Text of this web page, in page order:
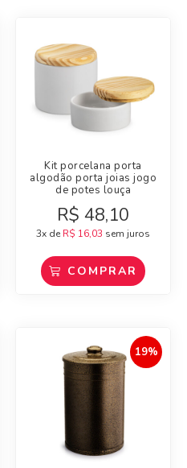
Kit porcelana porta
algodão porta joias jogo
de potes louça
R$ 48,10
3x de R$ 16,03 sem juros
COMPRAR
19%